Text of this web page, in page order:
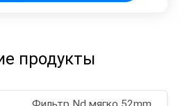
продукты